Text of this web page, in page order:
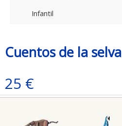
Infantil
Cuentos de la selva
25 €